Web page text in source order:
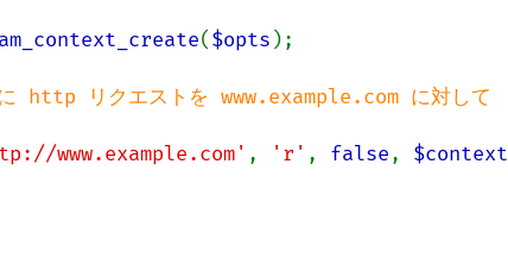
($opts );
http リクエストを www.example.com に対して
www.example.com' , 'r' , false, $context